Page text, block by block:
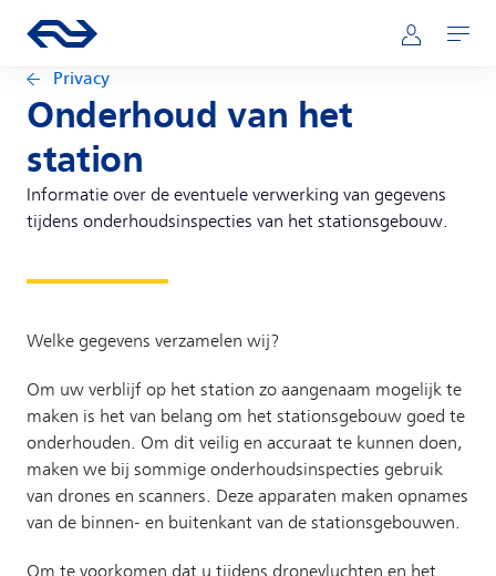
Hoofdnavigatie
Ga naar de homepage van ns.nl Mijn NS
Openen
Privacy
Onderhoud van het
station
Informatie over de eventuele verwerking van gegevens
tijdens onderhoudsinspecties van het stationsgebouw.